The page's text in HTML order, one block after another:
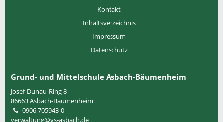
Kontakt
Inhaltsverzeichnis
Impressum
Datenschutz
Grund- und Mittelschule Asbach-Bäumenheim
Josef-Dunau-Ring 8
86663Asbach-Bäumenheim
0906 705943-0
verwaltung@vs-asbach.de